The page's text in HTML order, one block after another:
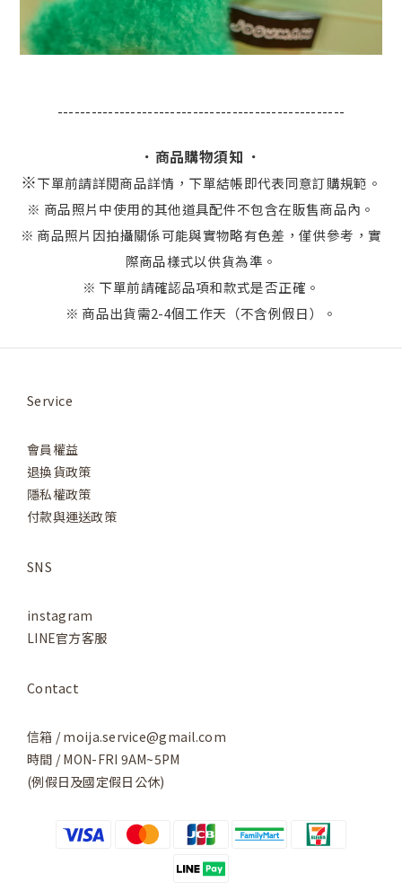
---------------------------------------------------
．商品購物須知 ．
※下單前請詳閱商品詳情，下單結帳即代表同意訂購規範。
※ 商品照片中使用的其他道具配件不包含在販售商品內。
※ 商品照片因拍攝關係可能與實物略有色差，僅供參考，實
際商品樣式以供貨為準。
※ 下單前請確認品項和款式是否正確。
※ 商品出貨需2-4個工作天（不含例假日）。
Service
會員權益
退換貨政策
隱私權政策
付款與運送政策
SNS
instagram
LINE官方客服
Contact
信箱 / moija.service@gmail.com
時間 / MON-FRI 9AM~5PM
(例假日及國定假日公休)